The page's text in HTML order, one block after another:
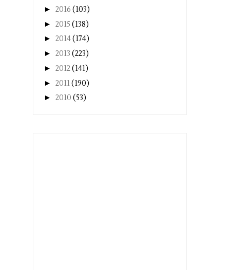
► 2016 (103)
► 2015 (138)
► 2014(174)
► 2013 (223)
► 2012(141)
► 2011(190)
► 2010 (53)